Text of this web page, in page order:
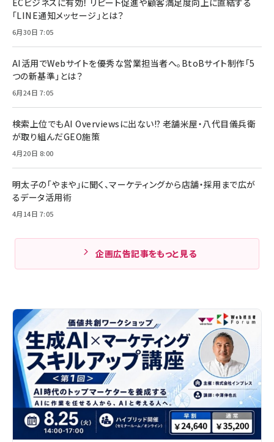
「LINE通知メッセージ」とは？
6月30日 7:05
AI活用でWebサイトを優秀な営業担当者へ。BtoBサイト制作「5
つの新基準」とは？
6月24日 7:05
検索上位でもAI Overviewsに出ない!? 老舗米屋・八代目儀兵衛
が取り組んだGEO施策
4月20日 8:00
明太子の「やまや」に聞く、マーケティングから店舗・採用まで広が
るデータ活用術
4月14日 7:05
企画広告記事をもっと見る